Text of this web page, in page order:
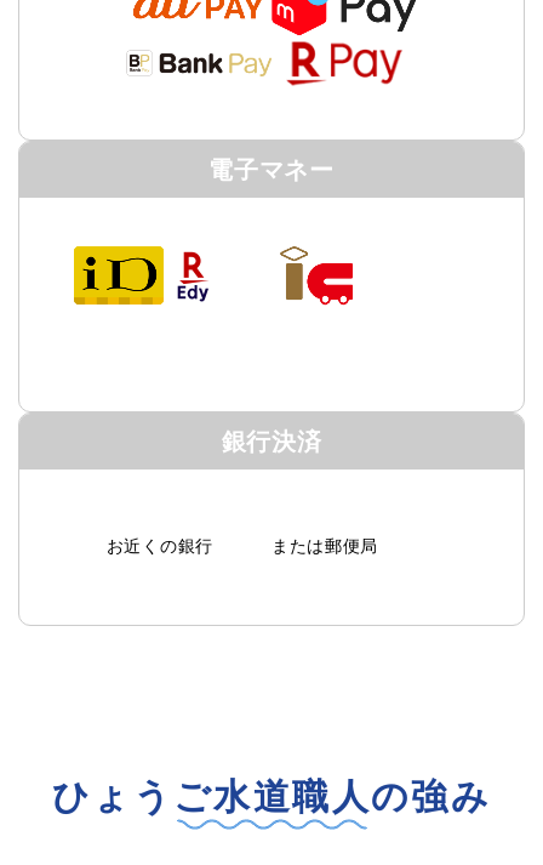
電子マネー
銀行決済
お近くの銀行 または郵便局
ひょうご水道職人の強み